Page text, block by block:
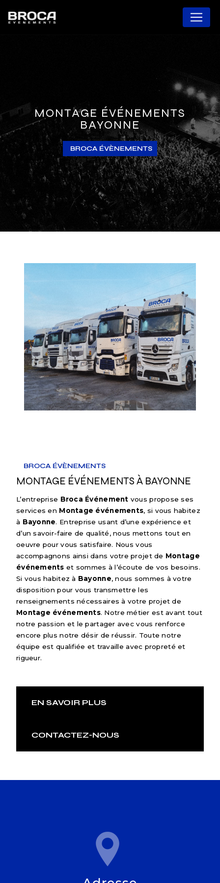
MONTAGE ÉVÉNEMENTS
BAYONNE
BROCA ÉVÈNEMENTS
BROCA ÉVÈNEMENTS
MONTAGE ÉVÉNEMENTS À BAYONNE
L’entreprise Broca Événement vous propose ses
services en Montage événements, si vous habitez
à Bayonne. Entreprise usant d’une expérience et
d’un savoir-faire de qualité, nous mettons tout en
oeuvre pour vous satisfaire. Nous vous
accompagnons ainsi dans votre projet de Montage
événements et sommes à l’écoute de vos besoins.
Si vous habitez à Bayonne, nous sommes à votre
disposition pour vous transmettre les
renseignements nécessaires à votre projet de
Montage événements. Notre métier est avant tout
notre passion et le partager avec vous renforce
encore plus notre désir de réussir. Toute notre
équipe est qualifiée et travaille avec propreté et
rigueur.
EN SAVOIR PLUS
CONTACTEZ-NOUS